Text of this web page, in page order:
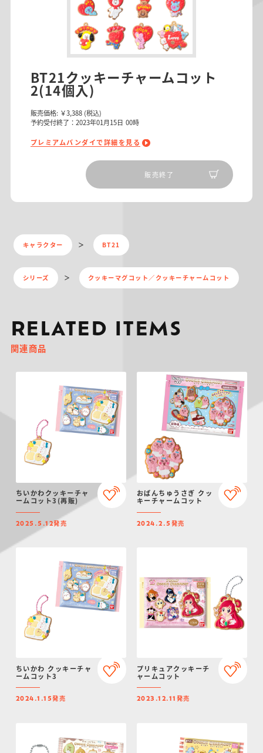
BT21クッキーチャームコット
2(14個入)
販売価格: ￥3,388 (税込)
予約受付終了：2023年01月15日 00時
プレミアムバンダイで詳細を見る
販売終了
キャラクター BT21
シリーズ クッキーマグコット／クッキーチャームコット
RELATED ITEMS
関連商品
ちいかわクッキーチャ
ームコット3(再販)
2025.5.12発売
おぱんちゅうさぎ クッ
キーチャームコット
2024.2.5 発売
ちいかわ クッキーチャ
ームコット3
2024.1.15発売
プリキュアクッキーチ
ャームコット
2023.12.11 発売